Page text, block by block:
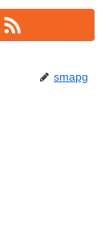
smapg